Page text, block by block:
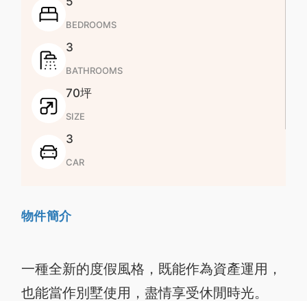
BEDROOMS
3
BATHROOMS
70坪
SIZE
3
CAR
物件簡介
一種全新的度假風格，既能作為資產運用，
也能當作別墅使用，盡情享受休閒時光。